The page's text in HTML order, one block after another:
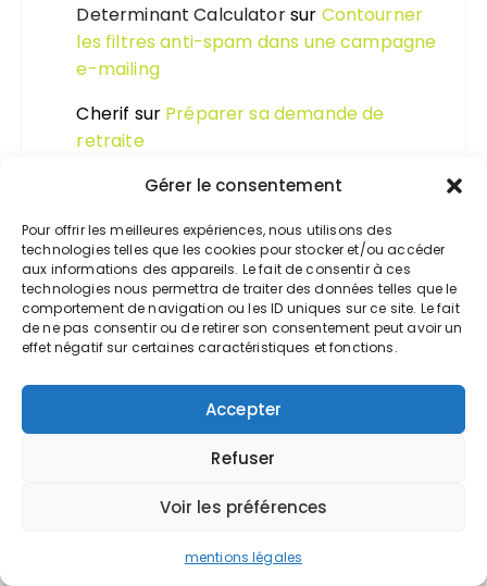
Gérer le consentement
Pour offrir les meilleures expériences, nous utilisons des
technologies telles que les cookies pour stocker et/ou accéder
aux informations des appareils. Le fait de consentir à ces
technologies nous permettra de traiter des données telles que le
comportement de navigation ou les ID uniques sur ce site. Le fait
de ne pas consentir ou de retirer son consentement peut avoir un
effet négatif sur certaines caractéristiques et fonctions.
Accepter
Refuser
Voir les préférences
mentions légales
Determinant Calculatorsur Contourner
les filtres anti-spam dans une campagne
e-mailing
Cherif sur Préparer sa demande de
retraite
Department of Computer Science
marge
Department of Computer Science sur
Personne morale et personne physique,
quelle différence ?
Expert-comptable ValoxysurL’expert-
comptable et la lutte contre le
blanchiment